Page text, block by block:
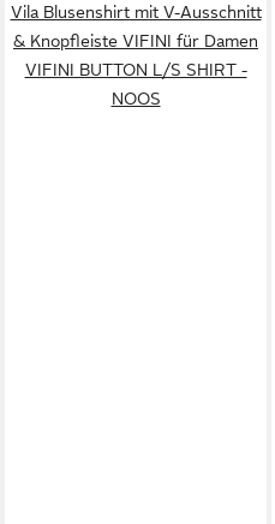
Vila Blusenshirt mit V-Ausschnitt
& Knopfleiste VIFINI für Damen
VIFINI BUTTON L/S SHIRT -
NOOS